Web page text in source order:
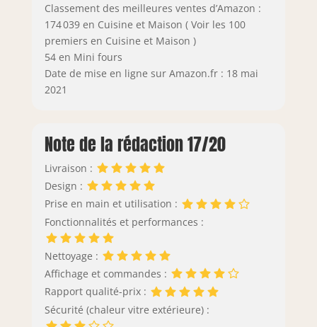
Classement des meilleures ventes d’Amazon :
174 039 en Cuisine et Maison ( Voir les 100
premiers en Cuisine et Maison )
54 en Mini fours
Date de mise en ligne sur Amazon.fr : 18 mai
2021
Note de la rédaction 17/20
Livraison :
Design :
Prise en main et utilisation :
Fonctionnalités et performances :
Nettoyage :
Affichage et commandes :
Rapport qualité-prix :
Sécurité (chaleur vitre extérieure) :